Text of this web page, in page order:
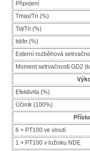
Připojení
Tmax/Tn (%)
Tst/Tn (%)
Ist/In (%)
Externí rozběhová
Moment setrvačnosti GD2
Efektivita (%)
Účiník (100%)
6 × PT100 ve vinutí
1 × PT100 v ložisku NDE